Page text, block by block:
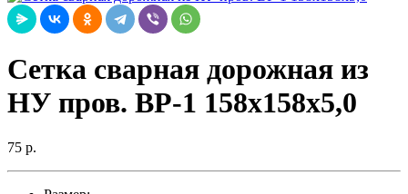
Cетка сварная дорожная из
НУ пров. ВР-1 158х158х5,0
75 р.